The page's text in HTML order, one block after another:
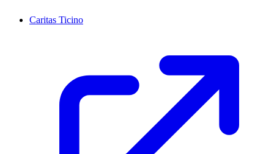
Caritas Ticino